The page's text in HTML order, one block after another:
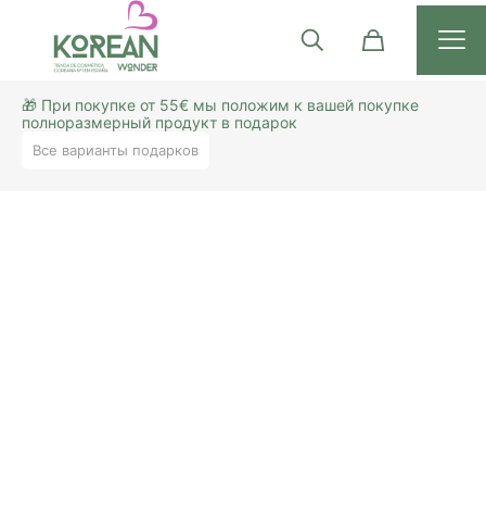
🎁 При покупке от 55€ мы положим к вашей покупке
полноразмерный продукт в подарок
Все варианты подарков